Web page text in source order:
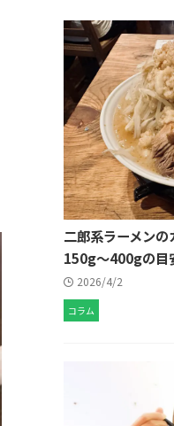
二郎系ラーメン
150g〜400gの目
2026/4/2
コラム